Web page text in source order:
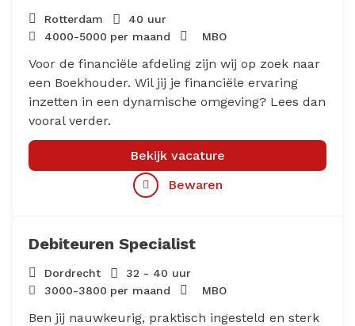
Rotterdam
40 uur
4000-5000 per maand MBO
Voor de financiële afdeling zijn wij op zoek naar
een Boekhouder. Wil jij je financiële ervaring
inzetten in een dynamische omgeving? Lees dan
vooral verder.
Bekijk vacature
Bewaren
Debiteuren Specialist
Dordrecht
32 - 40 uur
3000-3800 per maand MBO
Ben jij nauwkeurig, praktisch ingesteld en sterk